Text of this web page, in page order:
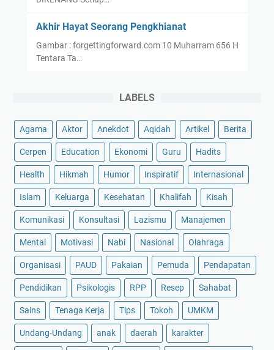
Akhir Hayat Seorang Pengkhianat
Gambar : forgettingforward.com 10 Muharram 656 H
Tentara Ta…
LABELS
Agama Aktor Anekdot Aqidah Artikel Berita
Cerpen Education Ekonomi Guru Hadits
Health Hikmah Humor Inspiratif Internasional
Islam Keluarga Kesehatan Khalifah Kisah
Komunikasi Konsultasi Lazismu Manajemen
Mental Motivasi Nabi Nasional Olahraga
Organisasi PAUD Pakaian Pemuda Pendapatan
Pendidikan Psikologis RPP Resep Sahabat
Sains Tenaga Kerja Tips Tokoh UMKM
Undang-Undang anak daerah karakter